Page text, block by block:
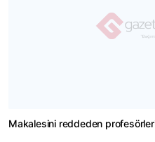
Makalesini reddeden